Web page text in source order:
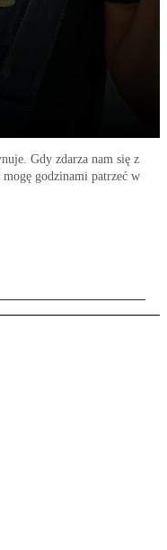
Gdy zdarza nam się z
godzinami patrzeć w